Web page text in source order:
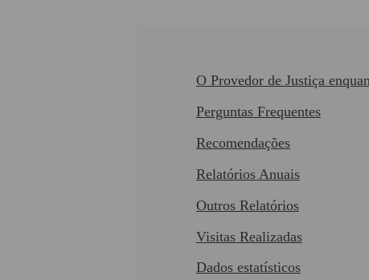
O Provedor de Justiça
Perguntas Frequentes
Recomendações
Relatórios Anuais
Outros Relatórios
Visitas Realizadas
Dados estatísticos